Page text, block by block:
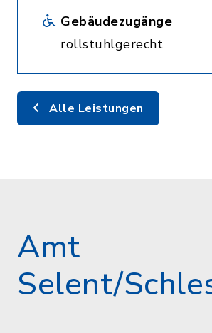
Gebäudezugänge
rollstuhlgerecht
Alle Leistungen
Amt
Selent/